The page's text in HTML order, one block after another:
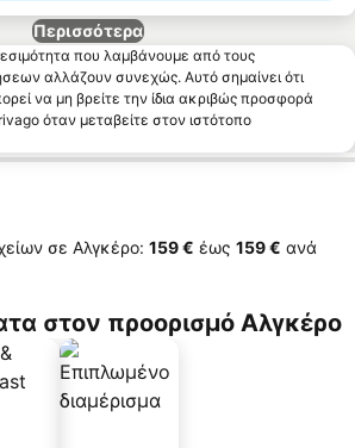
Περισσότερα
που λαμβάνουμε από τους
αλλάζουν συνεχώς. Αυτό σημαίνει ότι
να μη βρείτε την ίδια ακριβώς προσφορά
όταν μεταβείτε στον ιστότοπο
σε Αλγκέρο: ‎159 € έως ‎159 € ανά
στον προορισμό Αλγκέρο